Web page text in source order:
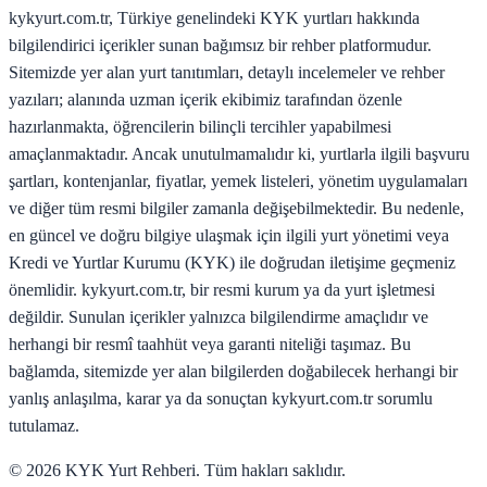
kykyurt.com.tr, Türkiye genelindeki KYK yurtları hakkında
bilgilendirici içerikler sunan bağımsız bir rehber platformudur.
Sitemizde yer alan yurt tanıtımları, detaylı incelemeler ve rehber
yazıları; alanında uzman içerik ekibimiz tarafından özenle
hazırlanmakta, öğrencilerin bilinçli tercihler yapabilmesi
amaçlanmaktadır. Ancak unutulmamalıdır ki, yurtlarla ilgili başvuru
şartları, kontenjanlar, fiyatlar, yemek listeleri, yönetim uygulamaları
ve diğer tüm resmi bilgiler zamanla değişebilmektedir. Bu nedenle,
en güncel ve doğru bilgiye ulaşmak için ilgili yurt yönetimi veya
Kredi ve Yurtlar Kurumu (KYK) ile doğrudan iletişime geçmeniz
önemlidir. kykyurt.com.tr, bir resmi kurum ya da yurt işletmesi
değildir. Sunulan içerikler yalnızca bilgilendirme amaçlıdır ve
herhangi bir resmî taahhüt veya garanti niteliği taşımaz. Bu
bağlamda, sitemizde yer alan bilgilerden doğabilecek herhangi bir
yanlış anlaşılma, karar ya da sonuçtan kykyurt.com.tr sorumlu
tutulamaz.
© 2026 KYK Yurt Rehberi. Tüm hakları saklıdır.